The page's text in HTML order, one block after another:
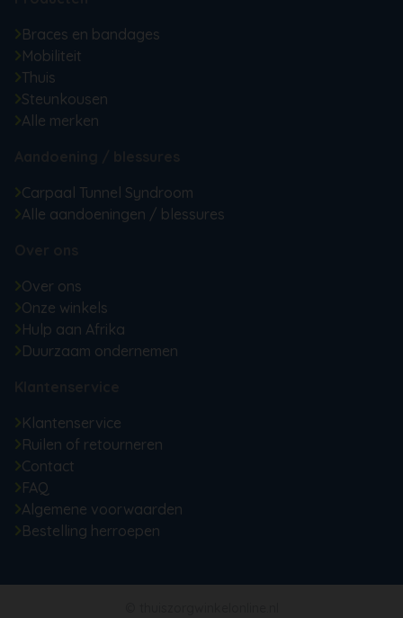
Braces en bandages
Mobiliteit
Thuis
Steunkousen
Alle merken
Carpaal Tunnel Syndroom
Alle aandoeningen / blessures
Over ons
Onze winkels
Hulp aan Afrika
Duurzaam ondernemen
Klantenservice
Ruilen of retourneren
Contact
FAQ
Algemene voorwaarden
Bestelling herroepen